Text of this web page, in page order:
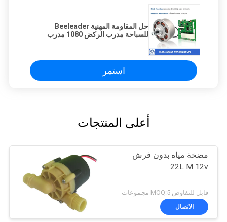
حل المقاومة المهنية Beeleader
للسباحة مدرب الركض 1080 مدرب
استمر
أعلى المنتجات
مضخة مياه بدون فرش
22L M 12v
قابل للتفاوض MOQ:5 مجموعات
الاتصال